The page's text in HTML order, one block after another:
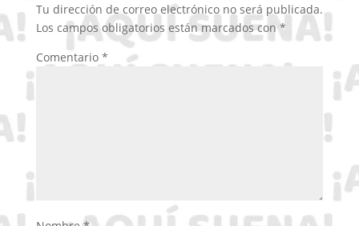
Tu dirección de correo electrónico no será publicada.
Los campos obligatorios están marcados con*
Comentario *